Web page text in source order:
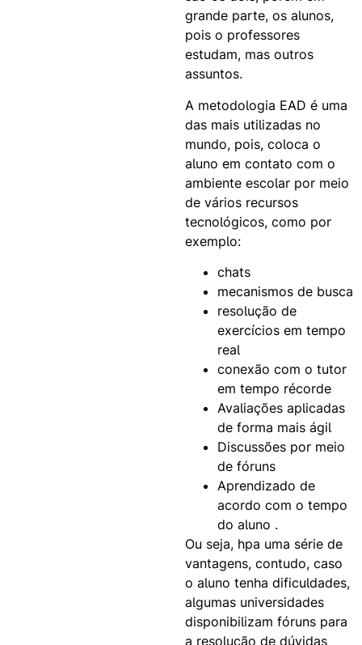
grande parte, os alunos,
pois o professores
estudam, mas outros
assuntos.
A metodologia EAD é uma
das mais utilizadas no
mundo, pois, coloca o
aluno em contato com o
ambiente escolar por meio
de vários recursos
tecnológicos, como por
exemplo:
chats
mecanismos de busca
resolução de
exercícios em tempo
real
conexão com o tutor
em tempo récorde
Avaliações aplicadas
de forma mais ágil
Discussões por meio
de fóruns
Aprendizado de
acordo com o tempo
do aluno .
Ou seja, hpa uma série de
vantagens, contudo, caso
o aluno tenha dificuldades,
algumas universidades
disponibilizam fóruns para
a resolução de dúvidas